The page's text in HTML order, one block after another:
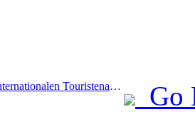
Prev:Die Zahl der internationalen Touristenankünfte stieg im ersten Halbjahr im Vergleich zum Vorjahr um 5 %
Go